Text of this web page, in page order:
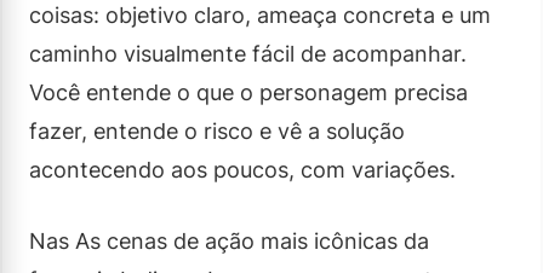
coisas: objetivo claro, ameaça concreta e um
caminho visualmente fácil de acompanhar.
Você entende o que o personagem precisa
fazer, entende o risco e vê a solução
acontecendo aos poucos, com variações.
Nas As cenas de ação mais icônicas da